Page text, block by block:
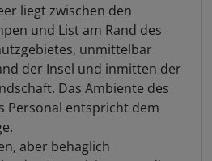
liegt zwischen den
und List am Rand des
unmittelbar
der Insel und inmitten der
Das Ambiente des
Personal entspricht dem
aber behaglich